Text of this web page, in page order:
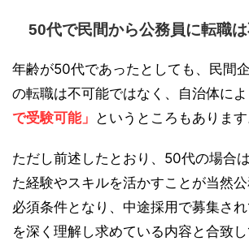
50代で民間から公務員に転職は
年齢が50代であったとしても、民間
の転職は不可能ではなく、自治体に
で受験可能」 というところもあります
ただし前述したとおり、50代の場合
た経験やスキルを活かすことが当然
必須条件となり、中途採用で募集さ
を深く理解し求めている内容と合致